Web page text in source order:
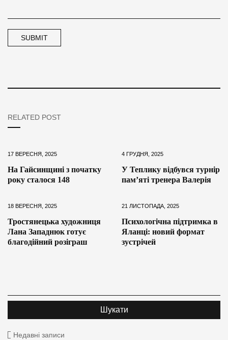
RELATED POST
17 ВЕРЕСНЯ, 2025
На Гайсинщині з початку
року сталося 148
4 ГРУДНЯ, 2025
У Теплику відбувся турнір
пам’яті тренера Валерія
18 ВЕРЕСНЯ, 2025
Тростянецька художниця
Лана Западнюк готує
благодійний розіграш
21 ЛИСТОПАДА, 2025
Психологічна підтримка в
Яланці: новий формат
зустрічей
Недавні записи